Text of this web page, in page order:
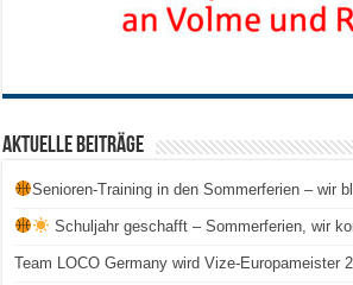
Aktuelle Beiträge
Senioren-Training in den Sommerferien – wir
Schuljahr geschafft – Sommerferien, wir
Team LOCO Germany wird Vize-Europameister